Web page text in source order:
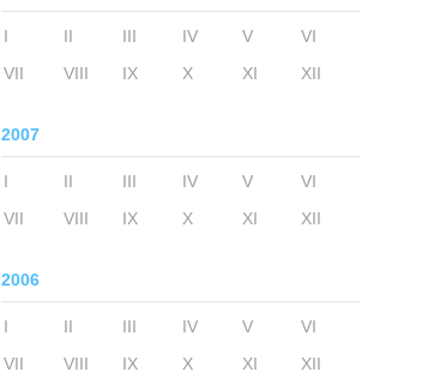
I II III IV V
VI
VII
VIII IX X XI XII
2007
I II III IV V
VI
VII
VIII IX X XI XII
2006
I II III IV V
VI
VII
VIII IX X XI XII